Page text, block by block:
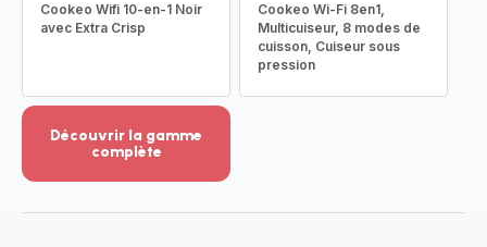
Cookeo Wifi 10-en-1 Noir
avec Extra Crisp
Cookeo Wi-Fi 8en1,
Multicuiseur, 8 modes de
cuisson, Cuiseur sous
pression
Découvrir la gamme
complète
-